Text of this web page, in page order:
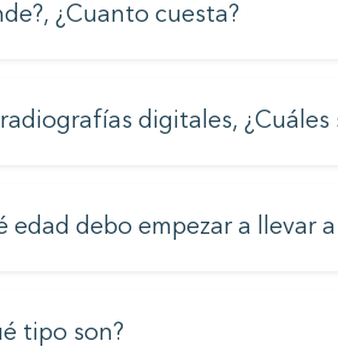
¿Cuanto cuesta?
digitales, ¿Cuáles
edad debo empezar a llevar
tipo son?